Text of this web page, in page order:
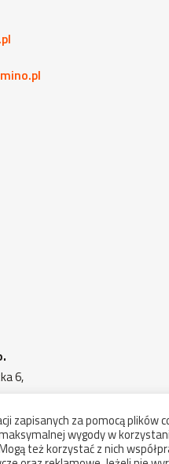
6,
- 15:00
zapisanych za pomocą plików
wygody w
też korzystać z nich